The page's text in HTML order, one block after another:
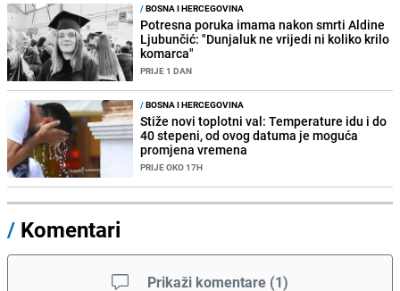
/BOSNA I HERCEGOVINA
Potresna poruka imama nakon smrti Aldine
Ljubunčić: "Dunjaluk ne vrijedi ni koliko krilo
komarca"
PRIJE 1 DAN
/BOSNA I HERCEGOVINA
Stiže novi toplotni val: Temperature idu i do
40 stepeni, od ovog datuma je moguća
promjena vremena
PRIJE OKO 17H
/ Komentari
Prikaži komentare (1)